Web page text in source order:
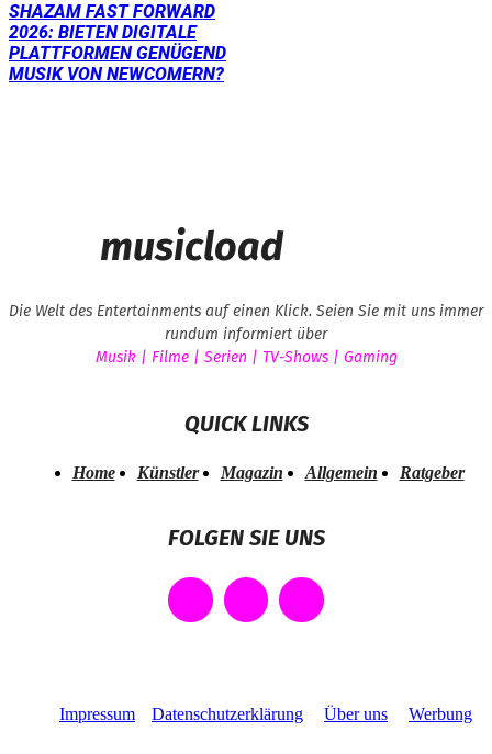
SHAZAM FAST FORWARD
2026: BIETEN DIGITALE
PLATTFORMEN GENÜGEND
MUSIK VON NEWCOMERN?
musicload
Die Welt des Entertainments auf einen Klick. Seien Sie mit uns immer
rundum informiert über
Musik | Filme | Serien | TV-Shows | Gaming
QUICK LINKS
Home Künstler Magazin Allgemein Ratgeber
FOLGEN SIE UNS
Impressum Datenschutzerklärung Über uns Werbung